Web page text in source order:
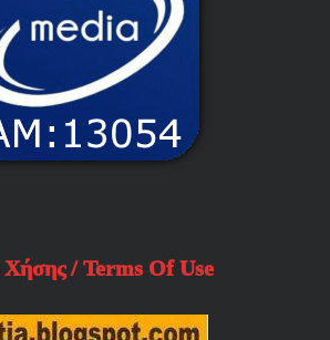
/ Terms Of Use